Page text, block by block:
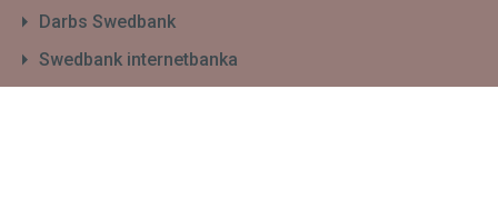
Darbs Swedbank
Swedbank internetbanka